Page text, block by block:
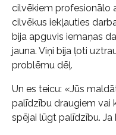
cilvēkiem profesionālo
cilvēkus iekļauties
bija apguvis iemaņas
jauna. Viņi bija ļoti
problēmu dēļ.
Un es teicu: «Jūs
palīdzību draugiem vai
spējai lūgt palīdzību. Ja